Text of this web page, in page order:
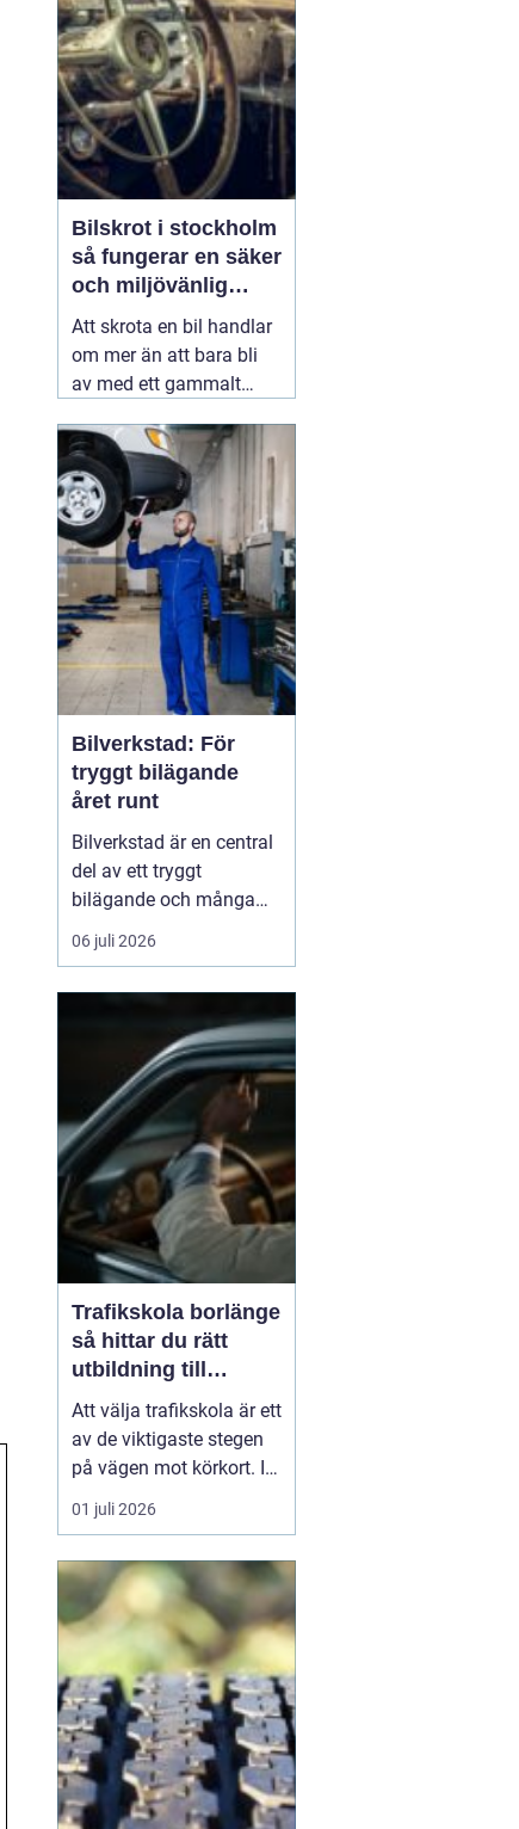
står stille. Når e...
Bilskrot i stockholm
så fungerar en säker
och miljövänlig
skrotning
Att skrota en bil handlar
om mer än att bara bli
av med ett gammalt
skrotning frigör plats,
minskar miljöpåverkan
och gör att värdefulla
resurser kan användas
igen. För den som söker
09 juli 2026
Bilverkstad: För
tryggt bilägande
året runt
Bilverkstad är en central
del av ett tryggt
bilägande och många
bilägare letar efter en
partner som kan hjälpa
livslängd. En modern
verkstad kombinerar
teknisk kompetens, rätt
utrustning och ...
06 juli 2026
Trafikskola borlänge
så hittar du rätt
utbildning till
körkortet
Att välja trafikskola är ett
av de viktigaste stegen
på vägen mot körkort. I
Borlänge finns flera
alternativ, men
kan vara stora. Den som
vill hitta en trafikskola i
Borlänge som passar
både plånbok, tidsplan
och sätt att lära...
01 juli 2026